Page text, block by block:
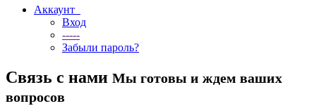
Аккаунт
Вход
-----
Забыли пароль?
Связь с нами Мы готовы и ждем ваших
вопросов